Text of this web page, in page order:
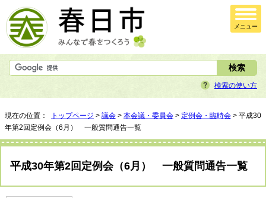
メニュー
検索の使い方
現在の位置： トップページ > 議会 > 本会議・委員会 > 定例会・臨時会 > 平成30
年第2回定例会（6月） 一般質問通告一覧
平成30年第2回定例会（6月） 一般質問通告一覧